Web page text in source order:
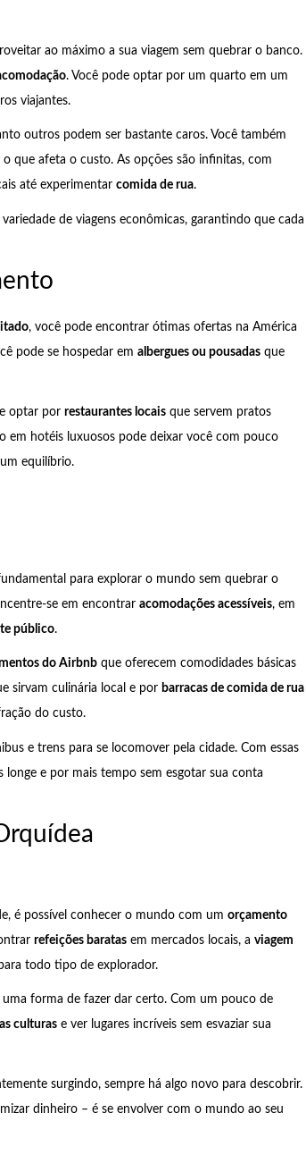
ao máximo a sua viagem sem quebrar o banco.
. Você pode optar por um quarto em um
viajantes.
outros podem ser bastante caros. Você também
que afeta o custo. As opções são infinitas, com
até experimentar comida de rua.
de viagens econômicas, garantindo que cada
, você pode encontrar ótimas ofertas na América
pode se hospedar em albergues ou pousadasque
optar por restaurantes locaisque servem pratos
em hotéis luxuosos pode deixar você com pouco
equilíbrio.
para explorar o mundo sem quebrar o
se em encontrar acomodações acessíveis, em
público.
do Airbnbque oferecem comodidades básicas
sirvam culinária local e por barracas de comida de rua
do custo.
e trens para se locomover pela cidade. Com essas
longe e por mais tempo sem esgotar sua conta
é possível conhecer o mundo com um orçamento
refeições baratasem mercados locais, a viagem
todo tipo de explorador.
forma de fazer dar certo. Com um pouco de
culturase ver lugares incríveis sem esvaziar sua
surgindo, sempre há algo novo para descobrir.
dinheiro – é se envolver com o mundo ao seu